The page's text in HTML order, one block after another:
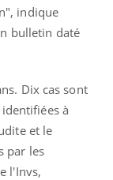
indique
bulletin daté
Dix cas sont
à
et le
par les
l'Invs,